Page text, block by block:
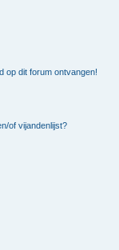
op dit forum ontvangen!
of vijandenlijst?